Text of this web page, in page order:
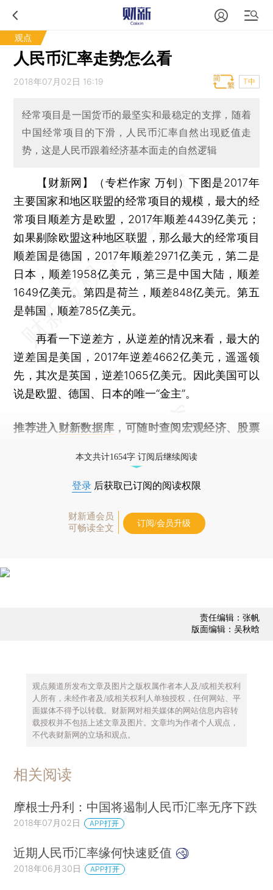
观点
人民币汇率走势怎么看
2018年07月02日 16:19 T中
经常项目是一国货币的最坚实和最稳定的支撑，随着
中国经常项目的下滑，人民币汇率自然出现贬值走
势，这是人民币跟着经济基本面走的自然逻辑
【财新网】（专栏作家 万钊）下图是2017年
主要国家和地区联盟的经常项目的规模，最大的经
常项目顺差方是欧盟，2017年顺差4439亿美元；
如果剔除欧盟这种地区联盟，那么最大的经常项目
顺差国是德国，2017年顺差2971亿美元，第二是
日本，顺差1958亿美元，第三是中国大陆，顺差
1649亿美元。第四是荷兰，顺差848亿美元。第五
是韩国，顺差785亿美元。
再看一下逆差方，从逆差的情况来看，最大的
逆差国是美国，2017年逆差4662亿美元，遥遥领
先，其次是英国，逆差1065亿美元。因此美国可以
说是欧盟、德国、日本的唯一“金主”。
推荐进入 财新数据库 ，可随时查阅宏观经济、股票
本文共计1654字 订阅后继续阅读
登录 后获取已订阅的阅读权限
财新通会员
可畅读全文
订阅/会员升级
责任编辑：张帆
版面编辑：吴秋晗
观点频道所发布文章及图片之版权属作者本人及/或相关权利
人所有，未经作者及/或相关权利人单独授权，任何网站、平
面媒体不得予以转载。财新网对相关媒体的网站信息内容转
载授权并不包括上述文章及图片。文章均为作者个人观点，
不代表财新网的立场和观点。
相关阅读
摩根士丹利：中国将遏制人民币汇率无序下跌
2018年07月02日 APP打开
近期人民币汇率缘何快速贬值
2018年06月30日 APP打开